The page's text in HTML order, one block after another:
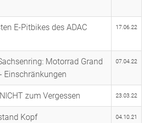
E-Pitbikes des ADAC
17.06.22
Motorrad Grand
Einschränkungen
07.04.22
zum Vergessen 23.03.22
Kopf 04.10.21